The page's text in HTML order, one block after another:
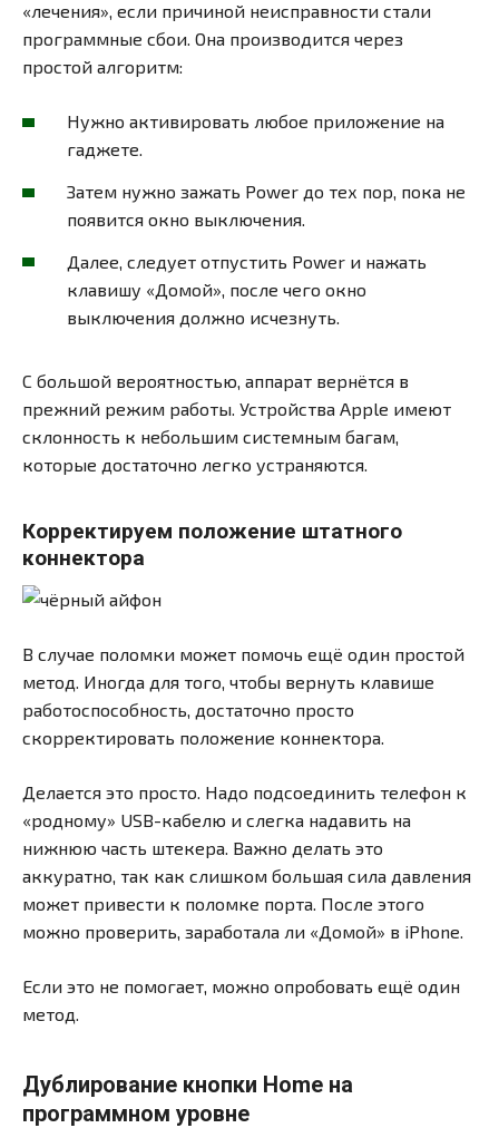
«лечения», если причиной неисправности стали
программные сбои. Она производится через
простой алгоритм:
Нужно активировать любое приложение на
гаджете.
Затем нужно зажать Power до тех пор, пока не
появится окно выключения.
Далее, следует отпустить Power и нажать
клавишу «Домой», после чего окно
выключения должно исчезнуть.
С большой вероятностью, аппарат вернётся в
прежний режим работы. Устройства Apple имеют
склонность к небольшим системным багам,
которые достаточно легко устраняются.
Корректируем положение штатного
коннектора
В случае поломки может помочь ещё один простой
метод. Иногда для того, чтобы вернуть клавише
работоспособность, достаточно просто
скорректировать положение коннектора.
Делается это просто. Надо подсоединить телефон к
«родному» USB-кабелю и слегка надавить на
нижнюю часть штекера. Важно делать это
аккуратно, так как слишком большая сила давления
может привести к поломке порта. После этого
можно проверить, заработала ли «Домой» в iPhone.
Если это не помогает, можно опробовать ещё один
метод.
Дублирование кнопки Home на
программном уровне